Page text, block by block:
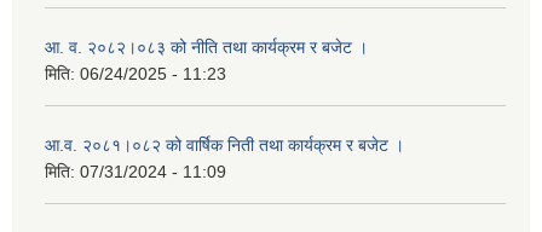
आ. व. २०८२।०८३ को नीति तथा कार्यक्रम र बजेट ।
मिति: 06/24/2025 - 11:23
आ.व. २०८१।०८२ को वार्षिक निती तथा कार्यक्रम र बजेट ।
मिति: 07/31/2024 - 11:09